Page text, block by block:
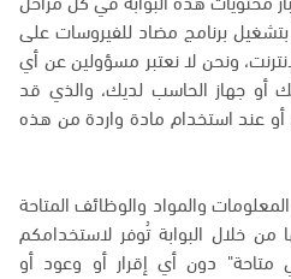
بتشغيل برنامج مضاد للفيروسات على
ونحن لا نعتبر مسؤولين عن أي
أو جهاز الحاسب لديك، والذي قد
أو عند استخدام مادة واردة من هذه
والمواد والوظائف المتاحة
من خلال البوابة تُوفر لاستخدامكم
دون أي إقرار أو وعود أو